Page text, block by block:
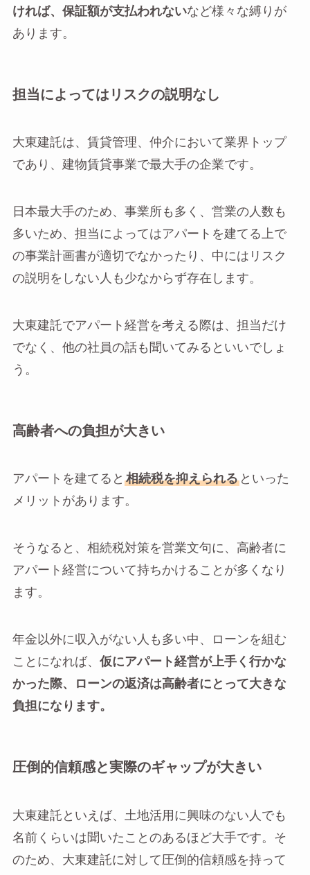
ければ、保証額が支払われないなど様々な縛りが
あります。
担当によってはリスクの説明なし
大東建託は、賃貸管理、仲介において業界トップ
であり、建物賃貸事業で最大手の企業です。
日本最大手のため、事業所も多く、営業の人数も
多いため、担当によってはアパートを建てる上で
の事業計画書が適切でなかったり、中にはリスク
の説明をしない人も少なからず存在します。
大東建託でアパート経営を考える際は、担当だけ
でなく、他の社員の話も聞いてみるといいでしょ
う。
高齢者への負担が大きい
アパートを建てると 相続税を抑えられるといった
メリットがあります。
そうなると、相続税対策を営業文句に、高齢者に
アパート経営について持ちかけることが多くなり
ます。
年金以外に収入がない人も多い中、ローンを組む
ことになれば、 仮にアパート経営が上手く行かな
かった際、ローンの返済は高齢者にとって大きな
負担になります。
圧倒的信頼感と実際のギャップが大きい
大東建託といえば、土地活用に興味のない人でも
名前くらいは聞いたことのあるほど大手です。そ
のため、大東建託に対して圧倒的信頼感を持って